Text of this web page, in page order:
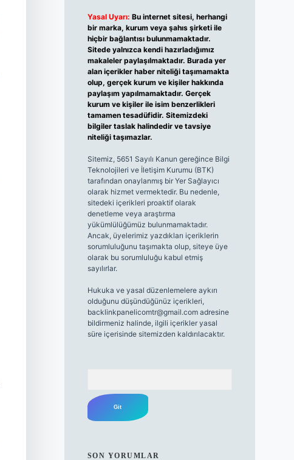
Yasal Uyarı: Bu internet sitesi, herhangi
bir marka, kurum veya şahıs şirketi ile
hiçbir bağlantısı bulunmamaktadır.
Sitede yalnızca kendi hazırladığımız
makaleler paylaşılmaktadır. Burada yer
alan içerikler haber niteliği taşımamakta
olup, gerçek kurum ve kişiler hakkında
paylaşım yapılmamaktadır. Gerçek
kurum ve kişiler ile isim benzerlikleri
tamamen tesadüfidir. Sitemizdeki
bilgiler taslak halindedir ve tavsiye
niteliği taşımazlar.
Sitemiz, 5651 Sayılı Kanun gereğince Bilgi
Teknolojileri ve İletişim Kurumu (BTK)
tarafından onaylanmış bir Yer Sağlayıcı
olarak hizmet vermektedir. Bu nedenle,
sitedeki içerikleri proaktif olarak
denetleme veya araştırma
yükümlülüğümüz bulunmamaktadır.
Ancak, üyelerimiz yazdıkları içeriklerin
sorumluluğunu taşımakta olup, siteye üye
olarak bu sorumluluğu kabul etmiş
sayılırlar.
Hukuka ve yasal düzenlemelere aykırı
olduğunu düşündüğünüz içerikleri,
backlinkpanelicomtr@gmail.comadresine
bildirmeniz halinde, ilgili içerikler yasal
süre içerisinde sitemizden kaldırılacaktır.
SON YORUMLAR